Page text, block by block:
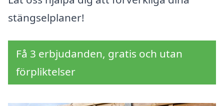
stängselplaner!
Få 3 erbjudanden, gratis och utan
förpliktelser